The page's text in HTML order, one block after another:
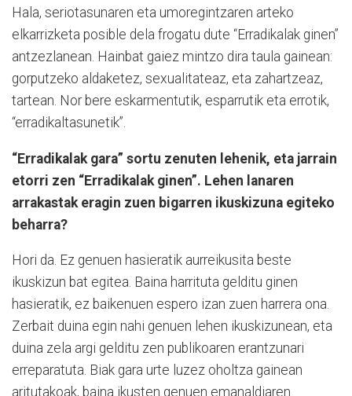
Hala, seriotasunaren eta umoregintzaren arteko
elkarrizketa posible dela frogatu dute “Erradikalak ginen”
antzezlanean. Hainbat gaiez mintzo dira taula gainean:
gorputzeko aldaketez, sexualitateaz, eta zahartzeaz,
tartean. Nor bere eskarmentutik, esparrutik eta errotik,
“erradikaltasunetik”.
“Erradikalak gara” sortu zenuten lehenik, eta jarrain
etorri zen “Erradikalak ginen”. Lehen lanaren
arrakastak eragin zuen bigarren ikuskizuna egiteko
beharra?
Hori da. Ez genuen hasieratik aurreikusita beste
ikuskizun bat egitea. Baina harrituta gelditu ginen
hasieratik, ez baikenuen espero izan zuen harrera ona.
Zerbait duina egin nahi genuen lehen ikuskizunean, eta
duina zela argi gelditu zen publikoaren erantzunari
erreparatuta. Biak gara urte luzez oholtza gainean
aritutakoak, baina ikusten genuen emanaldiaren